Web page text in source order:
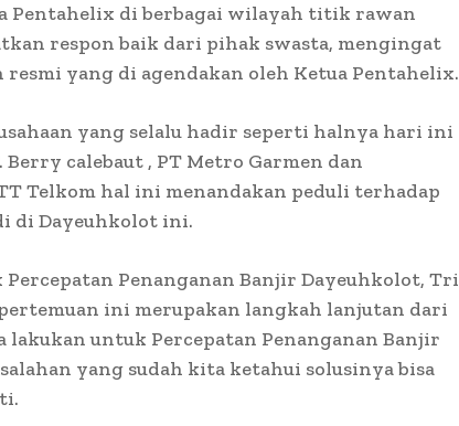
Pentahelix di berbagai wilayah titik rawan
respon baik dari pihak swasta, mengingat
resmi yang di agendakan oleh Ketua Pentahelix.
yang selalu hadir seperti halnya hari ini
calebaut , PT Metro Garmen dan
Telkom hal ini menandakan peduli terhadap
di Dayeuhkolot ini.
Penanganan Banjir Dayeuhkolot, Tri
ini merupakan langkah lanjutan dari
lakukan untuk Percepatan Penanganan Banjir
yang sudah kita ketahui solusinya bisa